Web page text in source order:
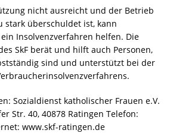
nicht ausreicht und der Betrieb
stark überschuldet ist, kann
Insolvenzverfahren helfen. Die
SkF berät und hilft auch Personen,
sind und unterstützt bei der
Sozialdienst katholischer Frauen e.V.
Str. 40, 40878 Ratingen Telefon:
www.skf-ratingen.de